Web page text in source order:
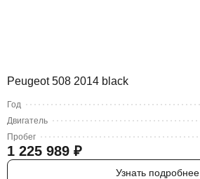
Peugeot 508 2014 black
Год
Двигатель
Пробег
1 225 989 ₽
Узнать подробнее